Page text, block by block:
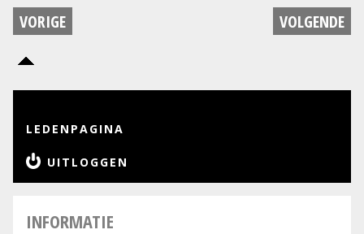
VORIGE VOLGENDE
LEDENPAGINA
UITLOGGEN
INFORMATIE